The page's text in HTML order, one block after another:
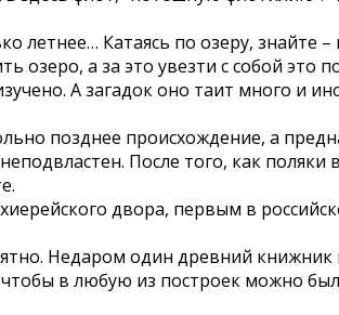
Катаясь по озеру, знайте
а за это увезти с собой это
А загадок оно таит много и
позднее происхождение, а
После того, как
двора, первым в
Недаром один древний книжник
в любую из построек можно